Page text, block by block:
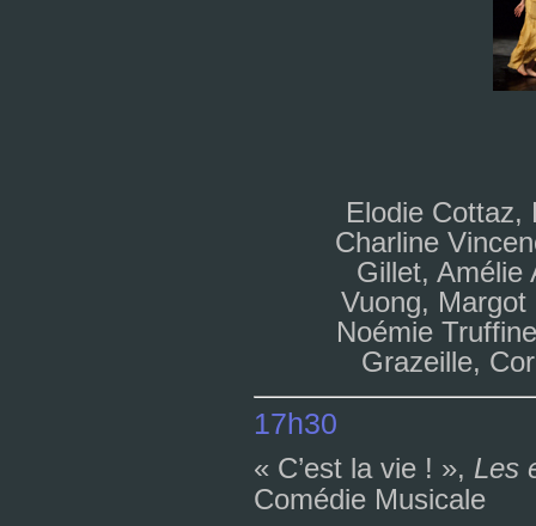
Elodie Cottaz,
Charline
Gillet, Amélie
Vuong,
Noémie
Grazeille,
17h30
« C’est la vie ! », Les
Comédie Musicale